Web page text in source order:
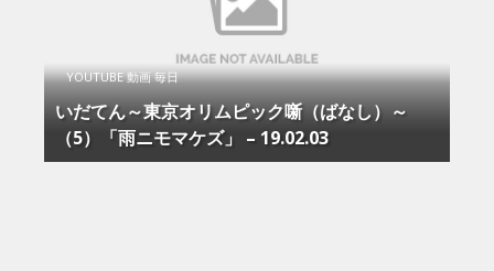
YOUTUBE 動画 毎日
いだてん～東京オリムピック噺（ばなし）～
（5）「雨ニモマケズ」 – 19.02.03